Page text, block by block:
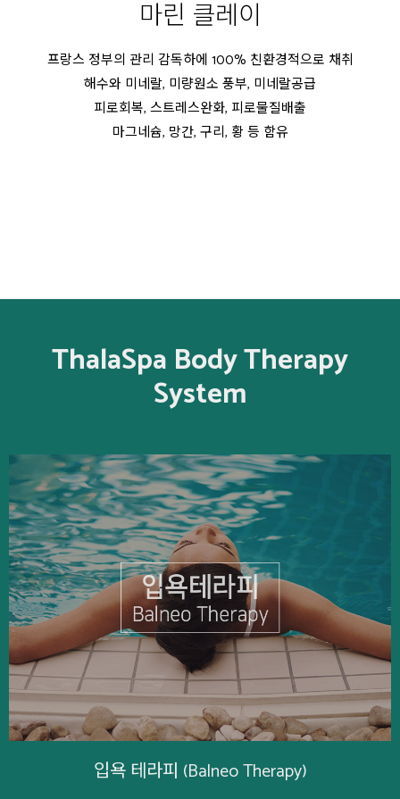
마린 클레이
프랑스 정부의 관리 감독하에 100% 친환경적으로 채취
해수와 미네랄, 미량원소 풍부, 미네랄공급
피로회복, 스트레스완화, 피로물질배출
마그네슘, 망간, 구리, 황 등 함유
ThalaSpa Body Therapy
System